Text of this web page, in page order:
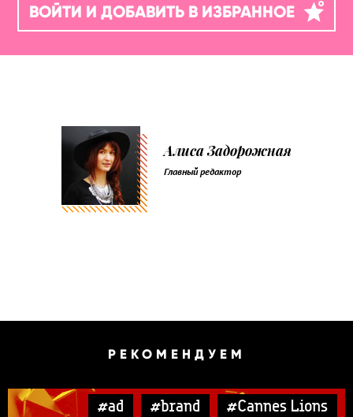
ВОЙТИ И ДОБАВИТЬ В ИЗБРАННОЕ
Алиса Задорожная
Главный редактор
РЕКОМЕНДУЕМ
#ad #brand
#Cannes Lions